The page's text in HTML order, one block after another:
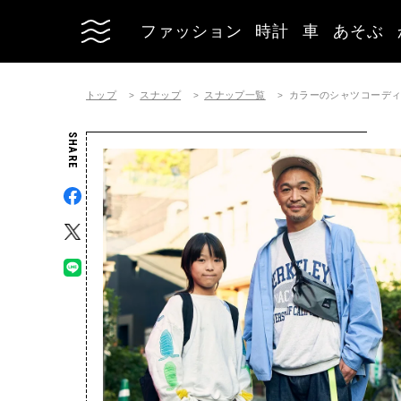
ファッション 時計 車 あそぶ
トップ スナップ スナップ一覧 カラーのシャツコーデ
SHARE